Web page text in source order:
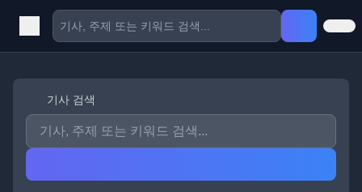
기사 검색